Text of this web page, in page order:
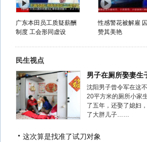
广东本田员工质疑薪酬
制度 工会形同虚设
性感警花被解雇
赞其美艳
民生视点
男子在厕所娶妻生
沈阳男子曾令军在这
20平方米的厕所小家
了五年，还娶了媳妇
了大胖儿子……
这次算是找准了试刀对象